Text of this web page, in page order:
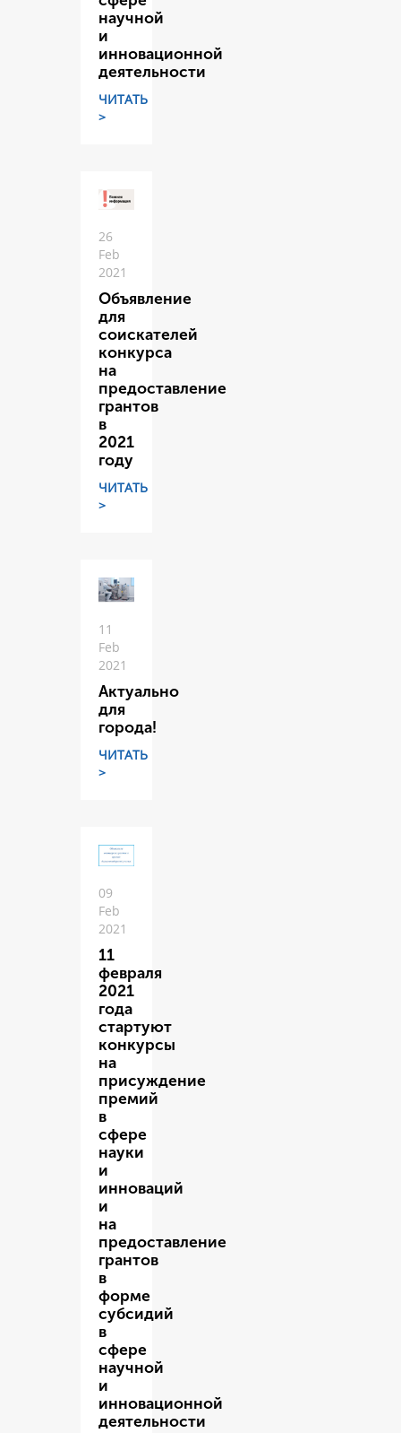
научной
и
инновационной
деятельности
ЧИТАТЬ
>
26
Feb
2021
Объявление
для
соискателей
конкурса
на
предоставление
грантов
в
2021
году
ЧИТАТЬ
>
11
Feb
2021
Актуально
для
города!
ЧИТАТЬ
>
09
Feb
2021
11
февраля
2021
года
стартуют
конкурсы
на
присуждение
премий
в
сфере
науки
и
инноваций
и
на
предоставление
грантов
в
форме
субсидий
в
сфере
научной
и
инновационной
деятельности